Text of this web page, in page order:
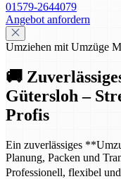
01579-2644079
Angebot anfordern
Umziehen mit Umzüge
🚚
Gütersloh –
Profis
Ein zuverlässiges
Planung, Packen und
Professionell, flexibel